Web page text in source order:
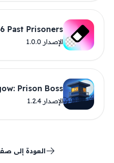
Past Prisoners
الإصدار 1.0.0
Prison Boss
الإصدار 1.2.4
العودة إلى